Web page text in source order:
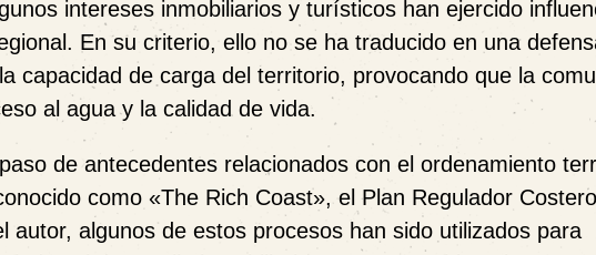
intereses inmobiliarios y turísticos han ejercido
En su criterio, ello no se ha traducido en una
capacidad de carga del territorio, provocando que la
al agua y la calidad de vida.
de antecedentes relacionados con el ordenamiento
como «The Rich Coast», el Plan Regulador Costero
autor, algunos de estos procesos han sido utilizados para